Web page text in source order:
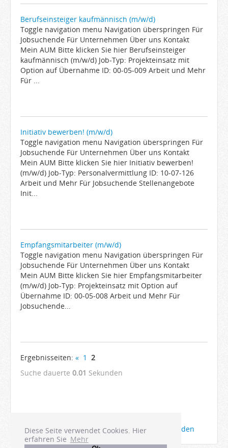
Diese Seite verwendet Cookies. Hier
erfahren Sie Mehr
Berufseinsteiger kaufmännisch (m/w/d)
Toggle navigation menu Navigation überspringen Für
Jobsuchende Für Unternehmen Über uns Kontakt
Mein AUM Bitte klicken Sie hier Berufseinsteiger
kaufmännisch (m/w/d) Job-Typ: Projekteinsatz mit
Option auf Übernahme ID: 00-05-009 Arbeit und Mehr
Für ...
Initiativ bewerben! (m/w/d)
Toggle navigation menu Navigation überspringen Für
Jobsuchende Für Unternehmen Über uns Kontakt
Mein AUM Bitte klicken Sie hier Initiativ bewerben!
(m/w/d) Job-Typ: Personalvermittlung ID: 10-07-126
Arbeit und Mehr Für Jobsuchende Stellenangebote
Init...
Empfangsmitarbeiter (m/w/d)
Toggle navigation menu Navigation überspringen Für
Jobsuchende Für Unternehmen Über uns Kontakt
Mein AUM Bitte klicken Sie hier Empfangsmitarbeiter
(m/w/d) Job-Typ: Projekteinsatz mit Option auf
Übernahme ID: 00-05-008 Arbeit und Mehr Für
Jobsuchende...
Ergebnisseiten: « 1 2
Suche dauerte 0.01 Sekunden
Die Anzeigen Ihrer Firma bei Joboter anmelden